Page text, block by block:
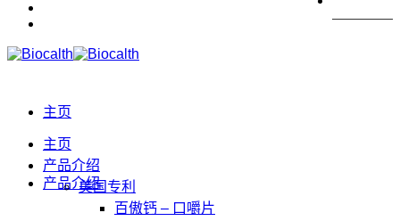
主页
产品介绍
主页
产品介绍
美国专利
百傲钙 – 口嚼片